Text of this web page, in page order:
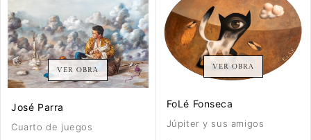
VER OBRA
José Parra
Cuarto de juegos
VER OBRA
FoLé Fonseca
Júpiter y sus amigos